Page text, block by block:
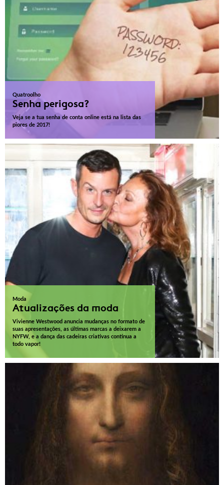
Quatroolho
Senha perigosa?
Veja se a tua senha de conta online está na lista das
piores de 2017!
Moda
Atualizações da moda
Vivienne Westwood anuncia mudanças no formato de
suas apresentações, as últimas marcas a deixarem a
NYFW, e a dança das cadeiras criativas continua a
todo vapor!